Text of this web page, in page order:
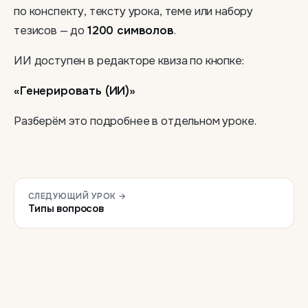
по конспекту, тексту урока, теме или набору
тезисов — до 1200 символов.
ИИ доступен в редакторе квиза по кнопке:
«Генерировать (ИИ)»
Разберём это подробнее в отдельном уроке.
СЛЕДУЮЩИЙ УРОК →
Типы вопросов